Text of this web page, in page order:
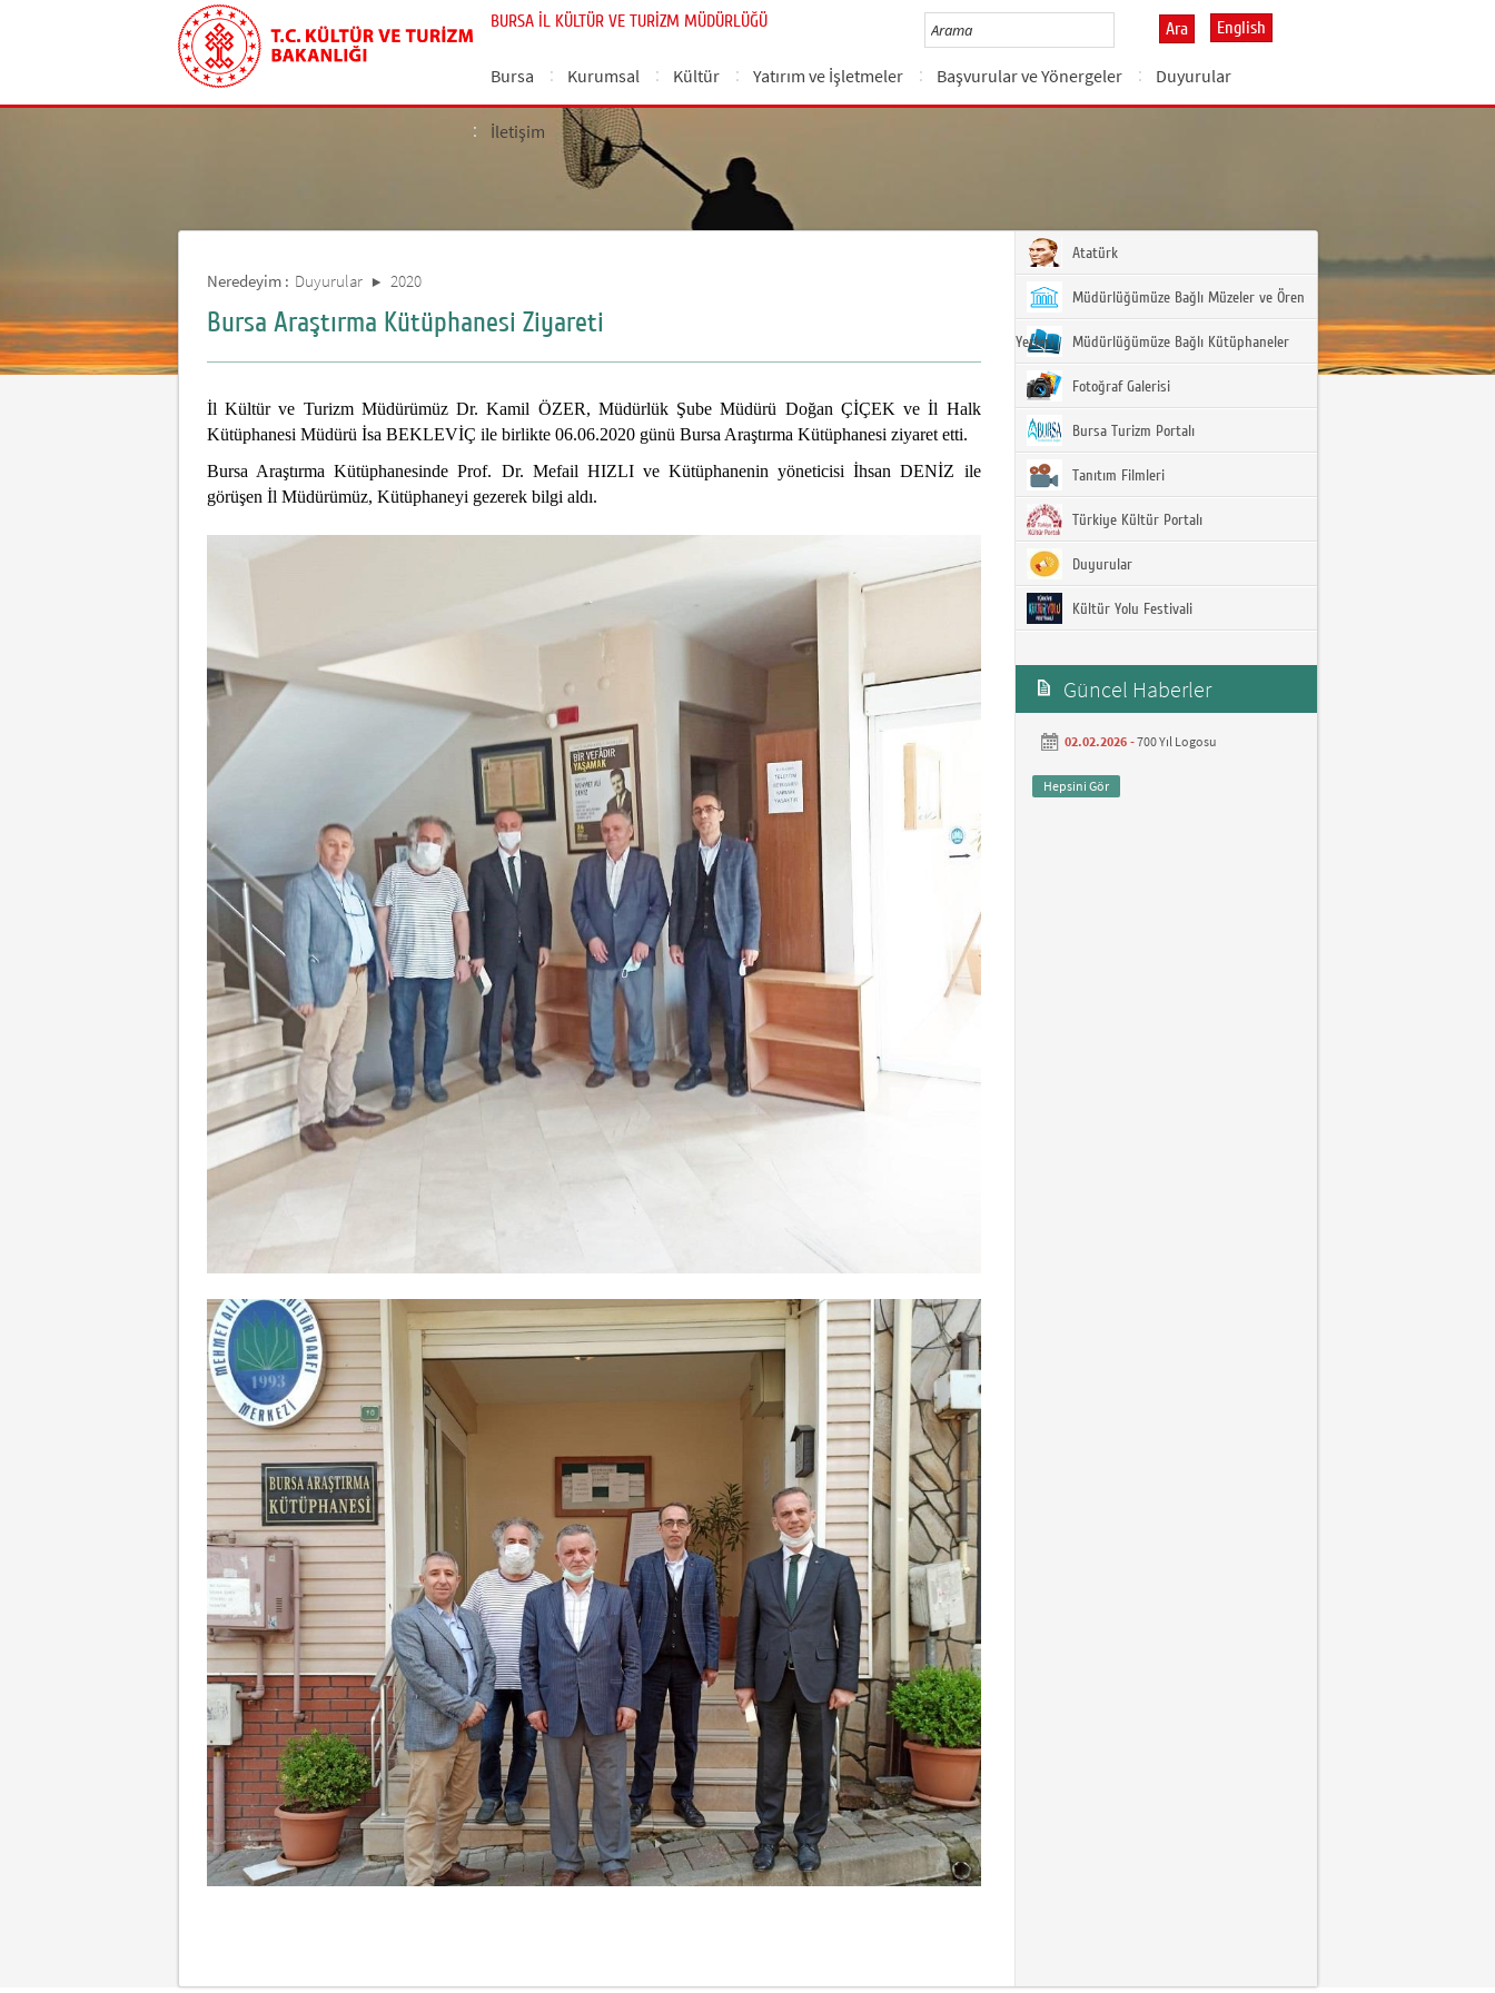
BURSA İL KÜLTÜR VE TURİZM MÜDÜRLÜĞÜ Ara English
Bursa Kurumsal Kültür Yatırım ve İşletmeler Başvurular ve Yönergeler Duyurular
İletişim
Neredeyim : Duyurular 2020
Bursa Araştırma Kütüphanesi Ziyareti
İl Kültür ve Turizm Müdürümüz Dr. Kamil ÖZER, Müdürlük Şube Müdürü Doğan ÇİÇEK ve İl Halk
Kütüphanesi Müdürü İsa BEKLEVİÇ ile birlikte 06.06.2020 günü Bursa Araştırma Kütüphanesi ziyaret etti.
Bursa Araştırma Kütüphanesinde Prof. Dr. Mefail HIZLI ve Kütüphanenin yöneticisi İhsan DENİZ ile
görüşen İl Müdürümüz, Kütüphaneyi gezerek bilgi aldı.
Atatürk
Müdürlüğümüze Bağlı Müzeler ve Ören
Yerleri Müdürlüğümüze Bağlı Kütüphaneler
Fotoğraf Galerisi
Bursa Turizm Portalı
Tanıtım Filmleri
Türkiye Kültür Portalı
Duyurular
Kültür Yolu Festivali
Güncel Haberler
02.02.2026 -700 Yıl Logosu
Hepsini Gör